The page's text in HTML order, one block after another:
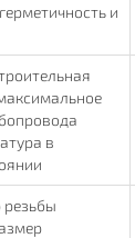
и
в
резьбы